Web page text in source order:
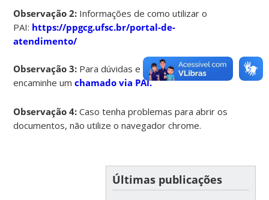
Observação 2: Informações de como utilizar o
PAI: https://ppgcg.ufsc.br/portal-de-
atendimento/
Observação 3: Para dúvidas e informações,
encaminhe umchamado via PAI.
Observação 4: Caso tenha problemas para abrir os
documentos, não utilize o navegador chrome.
Últimas publicações